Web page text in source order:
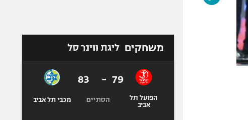
משחקים ליגת ווינר סל
הפועל תל
אביב
79
-
83
הסתיים מכבי תל אביב